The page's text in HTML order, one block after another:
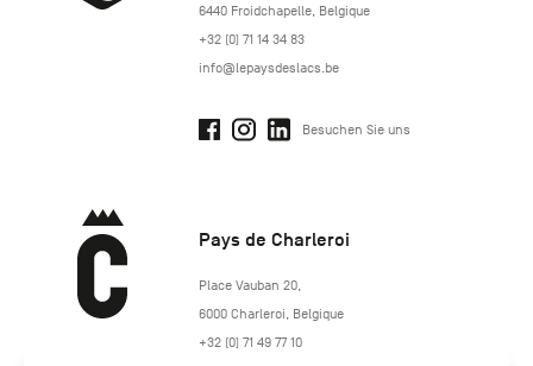
6440 Froidchapelle, Belgique
+32 (0) 71 14 34 83
info@lepaysdeslacs.be
Besuchen Sie uns
Pays de Charleroi
https://www.paysdecharleroi.be/
Place Vauban 20,
6000 Charleroi Belgique
+32 (0) 71 49 77 10